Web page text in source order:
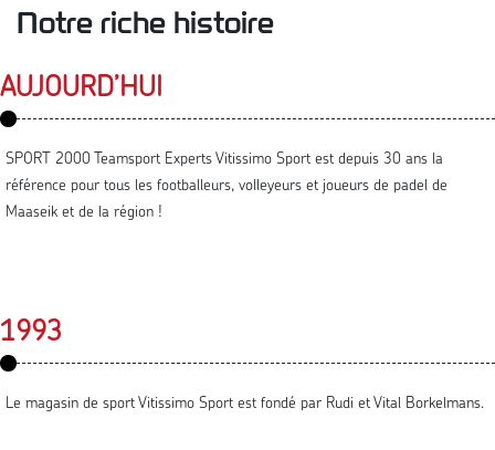
Notre riche histoire
AUJOURD’HUI
SPORT 2000 Teamsport Experts Vitissimo Sport est depuis 30 ans la
référence pour tous les footballeurs, volleyeurs et joueurs de padel de
Maaseik et de la région !
1993
Le magasin de sport Vitissimo Sport est fondé par Rudi et Vital Borkelmans.